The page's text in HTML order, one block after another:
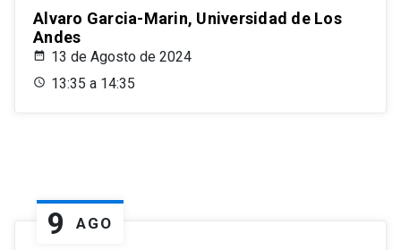
Alvaro Garcia-Marin, Universidad de Los
Andes
13 de Agosto de 2024
13:35 a 14:35
9 AGO